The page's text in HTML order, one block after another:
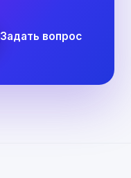
Задать вопрос